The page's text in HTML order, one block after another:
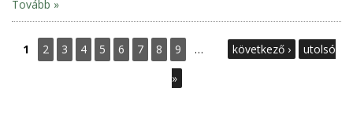
Tovább »
O1 2 3 4 5 6 7 8 9 … következő ›
utolsó
»